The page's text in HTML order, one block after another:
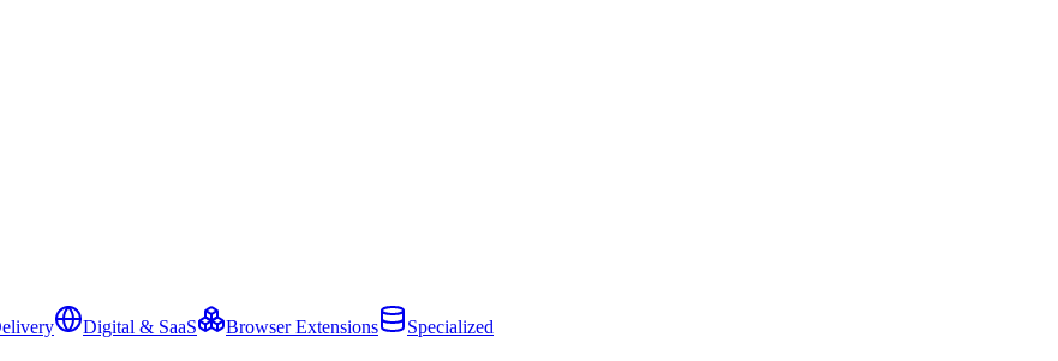
Digital & SaaS Browser Extensions Specialized